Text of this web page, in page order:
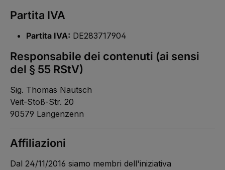
Partita IVA
Partita IVA: DE283717904
Responsabile dei contenuti (ai sensi
del § 55 RStV)
Sig. Thomas Nautsch
Veit-Stoß-Str. 20
90579 Langenzenn
Affiliazioni
Dal 24/11/2016 siamo membri dell'iniziativa